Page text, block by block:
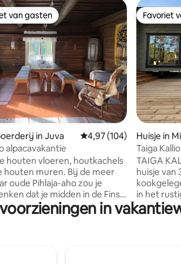
van 4,92 op 5, 25 recensies
van gasten
van gasten
in Juva Gemiddelde
4,97 (104)
alpacavakantie
houten vloeren, houtkachels
houten muren. Bij de meer
oude Pihlaja-aho zou je
dat je midden in de Finse
terecht bent gekomen. Dus
bent naar een ouderwetse,
Favoriet
Favoriet
Huisje in
Taiga
TAIGA
huisje van
in het
omgeven
in